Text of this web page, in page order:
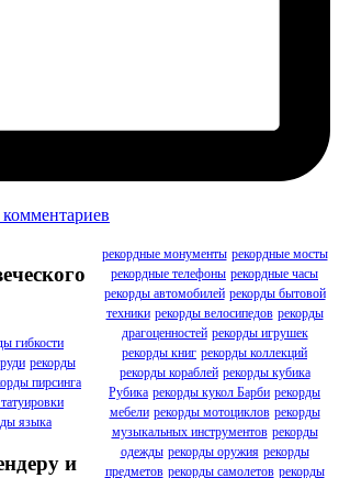
гибкости
рекорды
пирсинга
языка
и
рекордные монументы рекордные мосты
рекордные телефоны рекордные часы
рекорды автомобилей рекорды бытовой
техники рекорды велосипедов рекорды
драгоценностей рекорды игрушек
рекорды книг рекорды коллекций
рекорды кораблей рекорды кубика
Рубика рекорды кукол Барби рекорды
мебели рекорды мотоциклов рекорды
музыкальных инструментов рекорды
одежды рекорды оружия рекорды
предметов рекорды самолетов рекорды